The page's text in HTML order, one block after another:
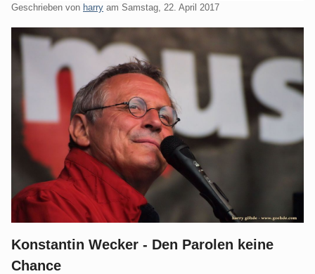
Geschrieben von harry am Samstag, 22. April 2017
Konstantin Wecker - Den Parolen keine
Chance